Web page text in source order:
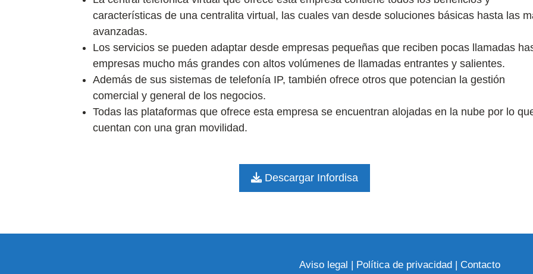
características de una centralita virtual, las cuales van desde soluciones básicas hasta las
avanzadas.
Los servicios se pueden adaptar desde empresas pequeñas que reciben pocas llamadas
empresas mucho más grandes con altos volúmenes de llamadas entrantes y salientes.
Además de sus sistemas de telefonía IP, también ofrece otros que potencian la gestión
comercial y general de los negocios.
Todas las plataformas que ofrece esta empresa se encuentran alojadas en la nube por lo
cuentan con una gran movilidad.
Descargar Infordisa
Aviso legal | Política de privacidad | Contacto